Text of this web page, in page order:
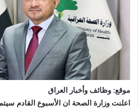
موقع: وظائف وأخبار العراق
اعلنت وزارة الصحة ان الأسبوع القادم سيتم